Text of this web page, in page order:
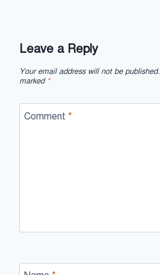
Leave a Reply
Your email address will not be published.
marked *
Comment *